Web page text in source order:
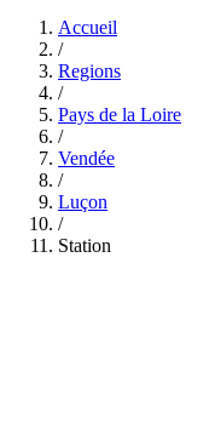
Accueil
/
Regions
/
Pays de la Loire
/
Vendée
/
Luçon
/
Station